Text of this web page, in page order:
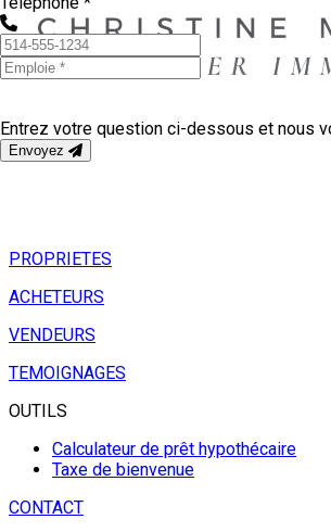
PROPRIETES
ACHETEURS
VENDEURS
TEMOIGNAGES
OUTILS
Calculateur de prêt hypothécaire
Taxe de bienvenue
CONTACT
Entrez votre question ci-dessous et nous
Envoyez